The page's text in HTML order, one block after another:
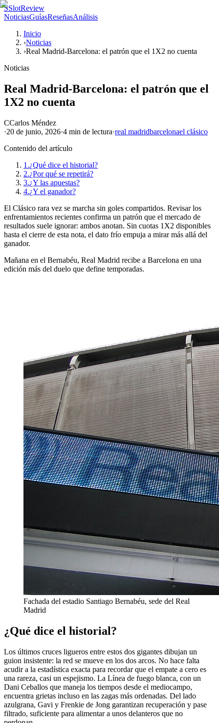
SSlotReview
NoticiasGuíasReseñasAnálisis
Inicio
›Noticias
›Real Madrid-Barcelona: el patrón que el 1X2 no cuenta
Noticias
Real Madrid-Barcelona: el patrón que el
1X2 no cuenta
CCarlos Méndez
·20 de junio, 2026·4 min de lectura·real madridbarcelonael clásico
Contenido del artículo
1.¿Qué dice el historial?
2.¿Por qué se repetirá?
3.¿Y las apuestas?
4.¿Y el ganador?
El Clásico rara vez se marcha sin goles compartidos. Revisar los
enfrentamientos recientes confirma un patrón que el mercado de
resultados suele ignorar: ambos anotan. Sin cuotas 1X2 disponibles
hasta el cierre de esta nota, el dato frío empuja a mirar más allá del
ganador.
Mañana en el Bernabéu, Real Madrid recibe a Barcelona en una
edición más del duelo que define temporadas.
Fachada del estadio Santiago Bernabéu, sede del Real
Madrid
¿Qué dice el historial?
Los últimos cruces ligueros entre estos dos gigantes dibujan un
guion insistente: la red se mueve en los dos arcos. No hace falta
acudir a la estadística exacta para recordar que el empate a cero es
una rareza, casi un espejismo. La Línea de fuego blanca, con un
Dani Ceballos que maneja los tiempos desde el mediocampo,
encuentra grietas incluso en las zagas más ordenadas. Del lado
azulgrana, Gavi y Frenkie de Jong garantizan recuperación y pase
filtrado, suficiente para alimentar a unos delanteros que no